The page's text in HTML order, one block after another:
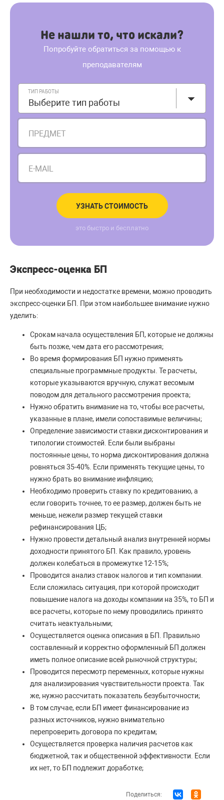
Не нашли то, что искали?
Попробуйте обратиться за помощью к
преподавателям
ТИП РАБОТЫ
Выберите тип работы
ПРЕДМЕТ
E-MAIL
УЗНАТЬ СТОИМОСТЬ
это быстро и бесплатно
Экспресс-оценка БП
При необходимости и недостатке времени, можно проводить
экспресс-оценки БП. При этом наибольшее внимание нужно
уделить:
Срокам начала осуществления БП, которые не должны
быть позже, чем дата его рассмотрения;
Во время формирования БП нужно применять
специальные программные продукты. Те расчеты,
которые указываются вручную, служат весомым
поводом для детального рассмотрения проекта;
Нужно обратить внимание на то, чтобы все расчеты,
указанные в плане, имели сопоставимые величины;
Определение зависимости ставки дисконтирования и
типологии стоимостей. Если были выбраны
постоянные цены, то норма дисконтирования должна
ровняться 35-40%. Если применять текущие цены, то
нужно брать во внимание инфляцию;
Необходимо проверить ставку по кредитованию, а
если говорить точнее, то ее размер, должен быть не
меньше, нежели размер текущей ставки
рефинансирования ЦБ;
Нужно провести детальный анализ внутренней нормы
доходности принятого БП. Как правило, уровень
должен колебаться в промежутке 12-15%;
Проводится анализ ставок налогов и тип компании.
Если сложилась ситуация, при которой происходит
повышение налога на доходы компании на 35%, то БП и
все расчеты, которые по нему проводились принято
считать неактуальными;
Осуществляется оценка описания в БП. Правильно
составленный и корректно оформленный БП должен
иметь полное описание всей рыночной структуры;
Проводится пересмотр переменных, которые нужны
для анализирования чувствительности проекта. Так
же, нужно рассчитать показатель безубыточности;
В том случае, если БП имеет финансирование из
разных источников, нужно внимательно
перепроверить договора по кредитам;
Осуществляется проверка наличия расчетов как
бюджетной, так и общественной эффективности. Если
их нет, то БП подлежит доработке;
Поделиться: